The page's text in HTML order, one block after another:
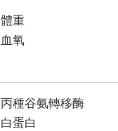
體重
血氧
丙種谷氨轉移酶
白蛋白